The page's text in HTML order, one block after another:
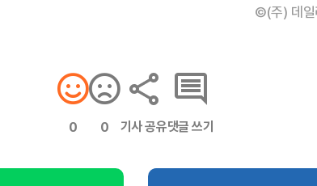
©(주) 데일
0 0 기사 공유댓글 쓰기